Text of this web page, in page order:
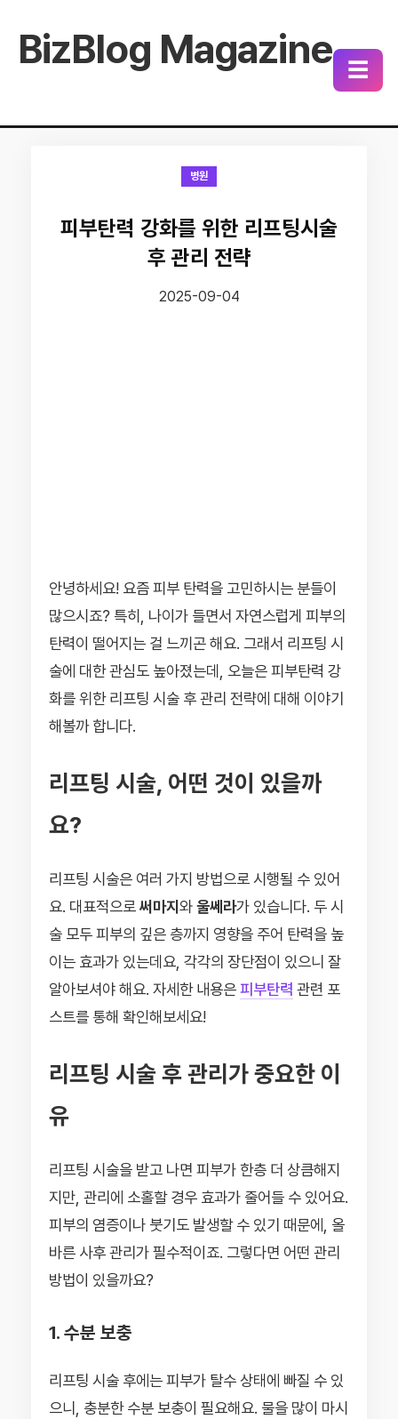
BizBlog Magazine ☰
병원
피부탄력 강화를 위한 리프팅시술
후 관리 전략
2025-09-04
안녕하세요! 요즘 피부 탄력을 고민하시는 분들이
많으시죠? 특히, 나이가 들면서 자연스럽게 피부의
탄력이 떨어지는 걸 느끼곤 해요. 그래서 리프팅 시
술에 대한 관심도 높아졌는데, 오늘은 피부탄력 강
화를 위한 리프팅 시술 후 관리 전략에 대해 이야기
해볼까 합니다.
리프팅 시술, 어떤 것이 있을까
요?
리프팅 시술은 여러 가지 방법으로 시행될 수 있어
요. 대표적으로써마지와울쎄라가 있습니다. 두 시
술 모두 피부의 깊은 층까지 영향을 주어 탄력을 높
이는 효과가 있는데요, 각각의 장단점이 있으니 잘
알아보셔야 해요. 자세한 내용은피부탄력 관련 포
스트를 통해 확인해보세요!
리프팅 시술 후 관리가 중요한 이
유
리프팅 시술을 받고 나면 피부가 한층 더 상큼해지
지만, 관리에 소홀할 경우 효과가 줄어들 수 있어요.
피부의 염증이나 붓기도 발생할 수 있기 때문에, 올
바른 사후 관리가 필수적이죠. 그렇다면 어떤 관리
방법이 있을까요?
1. 수분 보충
리프팅 시술 후에는 피부가 탈수 상태에 빠질 수 있
으니, 충분한 수분 보충이 필요해요. 물을 많이 마시